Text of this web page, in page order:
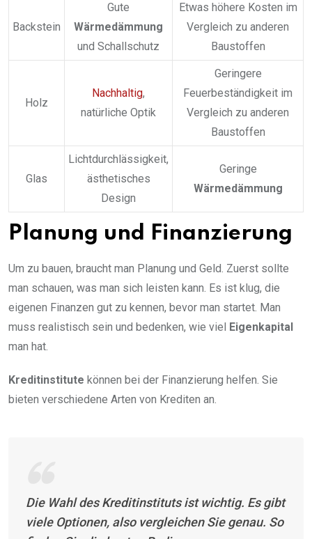
Backstein
Gute
Wärmedämmung
und Schallschutz
Etwas höhere Kosten im
Vergleich zu anderen
Baustoffen
Holz
Nachhaltig,
natürliche Optik
Geringere
Feuerbeständigkeit im
Vergleich zu anderen
Baustoffen
Glas
Lichtdurchlässigkeit,
ästhetisches
Design
Geringe
Wärmedämmung
Planung und Finanzierung
Um zu bauen, braucht man Planung und Geld. Zuerst sollte
man schauen, was man sich leisten kann. Es ist klug, die
eigenen Finanzen gut zu kennen, bevor man startet. Man
muss realistisch sein und bedenken, wie viel Eigenkapital
man hat.
Kreditinstitute können bei der Finanzierung helfen. Sie
bieten verschiedene Arten von Krediten an.
Die Wahl des Kreditinstituts ist wichtig. Es gibt
viele Optionen, also vergleichen Sie genau. So